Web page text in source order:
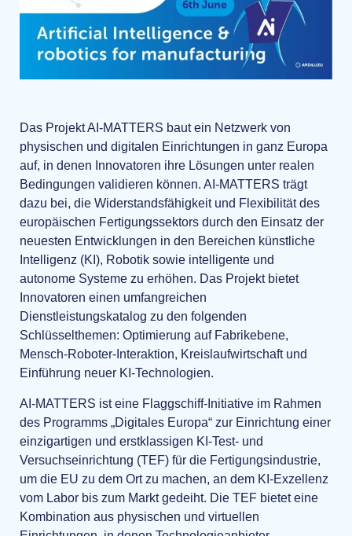
Das Projekt AI-MATTERS baut ein Netzwerk von
physischen und digitalen Einrichtungen in ganz Europa
auf, in denen Innovatoren ihre Lösungen unter realen
Bedingungen validieren können. AI-MATTERS trägt
dazu bei, die Widerstandsfähigkeit und Flexibilität des
europäischen Fertigungssektors durch den Einsatz der
neuesten Entwicklungen in den Bereichen künstliche
Intelligenz (KI), Robotik sowie intelligente und
autonome Systeme zu erhöhen. Das Projekt bietet
Innovatoren einen umfangreichen
Dienstleistungskatalog zu den folgenden
Schlüsselthemen: Optimierung auf Fabrikebene,
Mensch-Roboter-Interaktion, Kreislaufwirtschaft und
Einführung neuer KI-Technologien.
AI-MATTERS ist eine Flaggschiff-Initiative im Rahmen
des Programms „Digitales Europa“ zur Einrichtung einer
einzigartigen und erstklassigen KI-Test- und
Versuchseinrichtung (TEF) für die Fertigungsindustrie,
um die EU zu dem Ort zu machen, an dem KI-Exzellenz
vom Labor bis zum Markt gedeiht. Die TEF bietet eine
Kombination aus physischen und virtuellen